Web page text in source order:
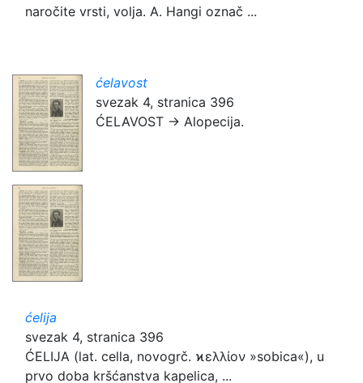
naročite vrsti, volja. A. Hangi označ ...
ćelavost
svezak 4, stranica 396
ĆELAVOST → Alopecija.
ćelija
svezak 4, stranica 396
ĆELIJA (lat. cella, novogrč. ϰελλίον »sobica«), u
prvo doba kršćanstva kapelica, ...